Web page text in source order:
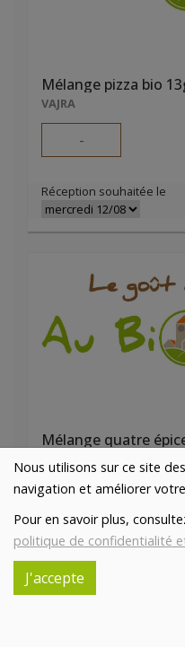
Nous utilisons sur ce site
navigation et améliorer
Pour en savoir plus,
politique de confidentialité
J'accepte
Mélange pizza bio
VAJRA
-
Réception souhaitée le
Mélange quatre
VAJRA
-
Réception souhaitée le